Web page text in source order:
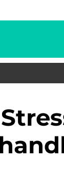
Stress Bumser: Årsager,